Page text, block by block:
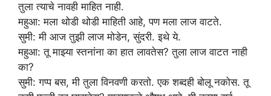
तुला त्याचे नावही माहित नाही.
महुआ: मला थोडी थोडी माहिती आहे, पण मला लाज वाटते.
सुमी: मी आज तुझी लाज मोडेन, सुंदरी. इथे ये.
महुआ: तू माझ्या स्तनांना का हात लावतेस? तुला लाज वाटत नाही
का?
सुमी: गप्प बस, मी तुला विनवणी करतो. एक शब्दही बोलू नकोस. तू